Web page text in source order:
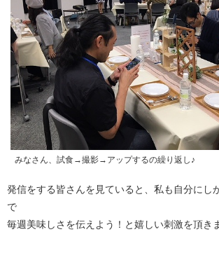
みなさん、試食→撮影→アップするの繰り返し♪
発信をする皆さんを見ていると、私も自分にし
で
毎週美味しさを伝えよう！と嬉しい刺激を頂き